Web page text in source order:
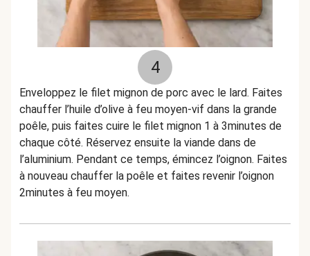
4
Enveloppez le filet mignon de porc avec le lard. Faites
chauffer l’huile d’olive à feu moyen-vif dans la grande
poêle, puis faites cuire le filet mignon 1 à 3minutes de
chaque côté. Réservez ensuite la viande dans de
l’aluminium. Pendant ce temps, émincez l’oignon. Faites
à nouveau chauffer la poêle et faites revenir l’oignon
2minutes à feu moyen.